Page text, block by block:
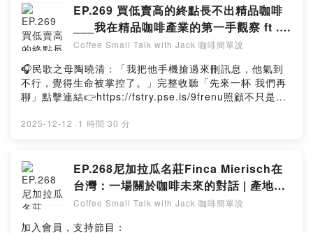
168｜104台北市中山區南京東路三段130號8-13樓——
以上為 Firstory Podcast 廣告 ——加入會員，支持節
目：
https://open.firstory.me/user/ck6e0e6crh9qs08735s9
1my5k留言告訴我你對這一集的想法：
https://open.firstory.me/user/ck6e0e6crh9qs08735s9
1my5k/commentsPowered by Firstory Hosting
EP.269 買低賣高的終點長不出精品咖啡
___我在精品咖啡產業的第一手觀察 ft .聯
傑咖啡創辦人 黃崇適 | 第六季
Coffee Small Talk with Jack 咖啡簡單說
🎧民歌之母陶曉清：「我把他手機搶過來刪訊息，他氣到
不行，覺得生命被掌控了。」完整收聽「先來一杯 我們再
聊」點擊連結👉https://fstry.pse.is/9frenu照顧不只是付
沉的和解。—— 以上為 Firstory Podcast 廣告 ——吉時
369-168｜104台北市中山區南京東路三段130號8-13樓
—— 以上為 Firstory Podcast 廣告 ——科學化後製課程
了解與報名：https://reurl.cc/6bK0rd🌱 科學化後製原理
課｜寰奇共享x豆生農業科技 一日課程水洗、日曬、蜜處
理、濕剝、K72...這些耳熟能詳的處理法，它們演進的歷史
2025-12-12 · 1 時間 30 分
EP.268尼加拉瓜名莊Finca Mierisch在
台灣：一場關於咖啡未來的對話 | 產地知
識 | 難度：★ ★ ☆ ☆ ☆ 第六季
Coffee Small Talk with Jack 咖啡簡單說
加入會員，支持節目：